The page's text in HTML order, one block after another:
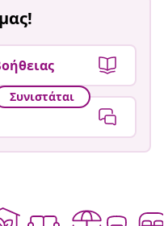
Συνιστάται